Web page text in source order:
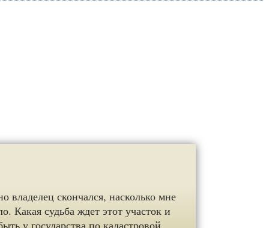
владелец скончался, насколько мне
Какая судьба ждет этот участок и
у государства по кадастровой